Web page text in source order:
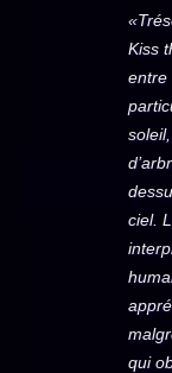
Kiss
entre
ciel.
qui